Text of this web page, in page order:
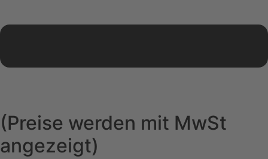
(Preise werden mit MwSt
angezeigt)